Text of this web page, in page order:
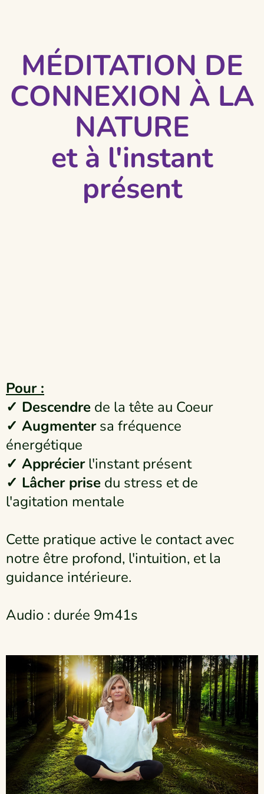
MÉDITATION DE
CONNEXION À LA
NATURE
et à l'instant
présent
Pour :
✓ Descendre de la tête au Coeur
✓ Augmentersa fréquence
énergétique
✓ Apprécierl'instant présent
✓ Lâcher prise du stress et de
l'agitation mentale
Cette pratique active le contact avec
notre être profond, l'intuition, et la
guidance intérieure.
Audio : durée 9m41s